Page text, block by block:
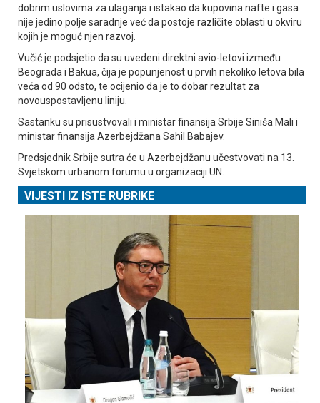
dobrim uslovima za ulaganja i istakao da kupovina nafte i gasa
nije jedino polje saradnje već da postoje različite oblasti u okviru
kojih je moguć njen razvoj.
Vučić je podsjetio da su uvedeni direktni avio-letovi između
Beograda i Bakua, čija je popunjenost u prvih nekoliko letova bila
veća od 90 odsto, te ocijenio da je to dobar rezultat za
novouspostavljenu liniju.
Sastanku su prisustvovali i ministar finansija Srbije Siniša Mali i
ministar finansija Azerbejdžana Sahil Babajev.
Predsjednik Srbije sutra će u Azerbejdžanu učestvovati na 13.
Svjetskom urbanom forumu u organizaciji UN.
VIJESTI IZ ISTE RUBRIKE